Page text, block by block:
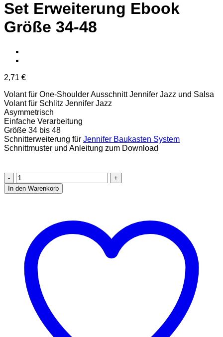
Set Erweiterung Ebook
Größe 34-48
2,71 €
Volant für One-Shoulder Ausschnitt Jennifer Jazz und Salsa
Volant für Schlitz Jennifer Jazz
Asymmetrisch
Einfache Verarbeitung
Größe 34 bis 48
Schnitterweiterung für Jennifer Baukasten System
Schnittmuster und Anleitung zum Download
Jennifer
Jazz
Salsa
Erweiterung
Größe
[Digital]
Menge
In den Warenkorb